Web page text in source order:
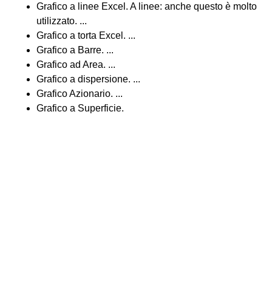
Grafico a linee Excel. A linee: anche questo è molto
utilizzato. ...
Grafico a torta Excel. ...
Grafico a Barre. ...
Grafico ad Area. ...
Grafico a dispersione. ...
Grafico Azionario. ...
Grafico a Superficie.